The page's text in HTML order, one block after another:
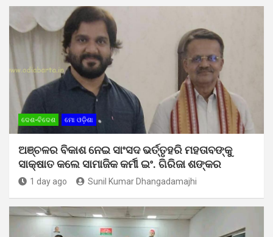
ଦେଶ-ବିଦେଶ ମୋ ଓଡ଼ିଶା
ଅଞ୍ଚଳର ବିକାଶ ନେଇ ସାଂସଦ ଭର୍ତ୍ତୃହରି ମହତାବଙ୍କୁ
ସାକ୍ଷାତ କଲେ ସାମାଜିକ କର୍ମୀ ଇଂ. ଗିରିଜା ଶଙ୍କର
1 day ago Sunil Kumar Dhangadamajhi